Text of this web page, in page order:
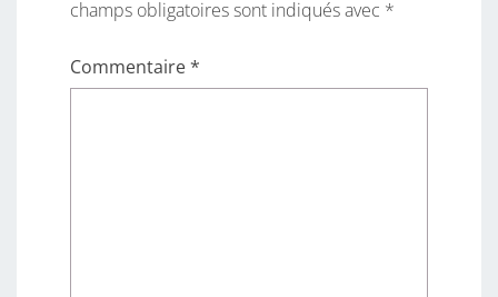
champs obligatoires sont indiqués avec *
Commentaire*